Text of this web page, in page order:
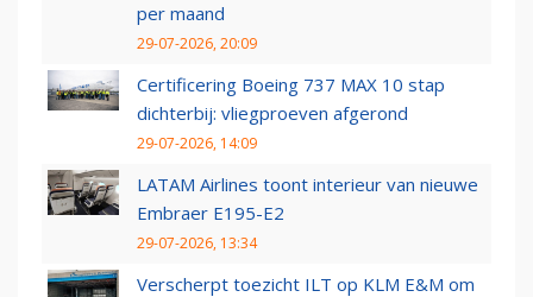
per maand
29-07-2026, 20:09
Certificering Boeing 737 MAX 10 stap
dichterbij: vliegproeven afgerond
29-07-2026, 14:09
LATAM Airlines toont interieur van nieuwe
Embraer E195-E2
29-07-2026, 13:34
Verscherpt toezicht ILT op KLM E&M om